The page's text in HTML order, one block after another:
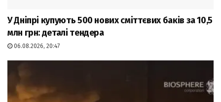
У Дніпрі купують 500 нових сміттєвих баків за 10,5
млн грн: деталі тендера
06.08.2026, 20:47